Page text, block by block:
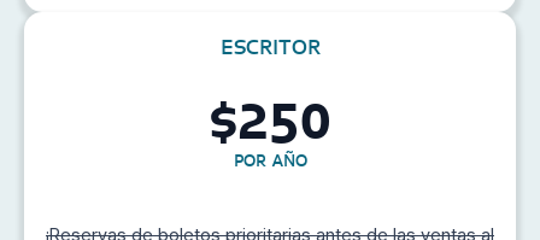
ESCRITOR
$250
POR AÑO
¡Reservas de boletos prioritarias antes de las ventas al